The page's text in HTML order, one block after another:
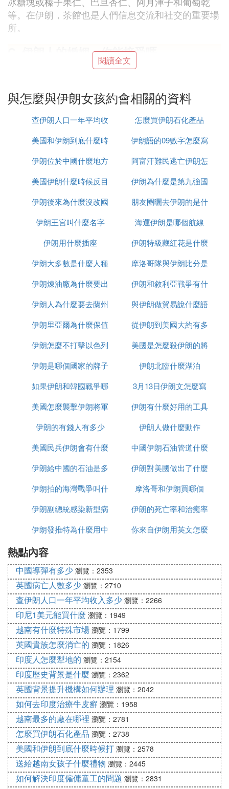
等。在伊朗，茶館也是人們信息交流和社交的重要場
所。
C. 伊朗人的婚姻，你能接受嗎
伊朗是穆斯林什葉派國家，在婚姻上和穆斯林遜尼派
一種獨特的婚外合同婚姻，或叫「臨時婚姻」(sighe
h)。 持有合同婚約，憑此可以約會、擁抱、親昵。若
有多管閑事的人檢舉或警察干預他們，他們只需出示
隨身攜帶的合同婚約，就萬事大吉了。而如若既不是
夫妻，也沒有合同婚約，男女手拉手在街上走，在伊
朗是要遭拘留和鞭打的；若男女通姦，則會被亂石砸
婦，或是離異者。若是未婚女子，必須得到父親的同
意。男方不管未婚和已婚都可以。男女雙方同意後，
女方的錢數等等。然後，他們拿著身份證和照片到婚
姻登記處簽字蓋章，再到清真寺由阿訇做證婚人，舉
行簡單儀式後，就成為合法的合同婚姻者了。這種合
同婚姻，長的可以持續幾十年，只要雙方同意，隨時
蘭傳統和伊朗政府認可的婚姻有效契約，它為伊朗人
在傳統婚姻之外維持性關系提供了一種合法方式。然
一起。 據報道，伊朗內政部長穆斯塔法-普勒-穆罕默
迪(MostafaPourmohammadi)表示，長久以來什葉派
教義中的「臨時婚姻」(sigheh)應該得到提倡。他指
出，由於目前年輕人晚婚的較多，很多年輕人無法享
閱讀全文
與怎麼與伊朗女孩約會相關的資料
查伊朗人口一年平均收
入多少
怎麼買伊朗石化產品
美國和伊朗到底什麼時
候打
伊朗語的09數字怎麼寫
伊朗位於中國什麼地方
阿富汗難民逃亡伊朗怎
麼辦
美國伊朗什麼時候反目
伊朗為什麼是第九強國
伊朗後來為什麼沒改國
名
朋友圈曬去伊朗的是什
麼梗
伊朗王宮叫什麼名字
海運伊朗是哪個航線
伊朗用什麼插座
伊朗特級藏紅花是什麼
伊朗大多數是什麼人種
摩洛哥隊與伊朗比分是
多少
伊朗煉油廠為什麼要出
售
伊朗和敘利亞戰爭有什
麼區別
伊朗人為什麼要去蘭州
與伊朗做貿易說什麼語
種
伊朗里亞爾為什麼保值
從伊朗到美國大約有多
少千米
伊朗怎麼不打擊以色列
美國是怎麼殺伊朗的將
軍的
伊朗是哪個國家的牌子
伊朗北臨什麼湖泊
如果伊朗和韓國戰爭哪
個贏
3月13日伊朗文怎麼寫
美國怎麼襲擊伊朗將軍
的
伊朗有什麼好用的工具
伊朗的有錢人有多少
伊朗人做什麼動作
美國民兵伊朗會有什麼
反應
中國伊朗石油管道什麼
時候建完
伊朗給中國的石油是多
少一桶
伊朗對美國做出了什麼
反應
伊朗拍的海灣戰爭叫什
麼名字
摩洛哥和伊朗買哪個
伊朗副總統感染新型病
毒有多少
伊朗的死亡率和治癒率
為什麼都高
伊朗發推特為什麼用中
你來自伊朗用英文怎麼
熱點內容
中國導彈有多少 瀏覽：2353
英國病亡人數多少 瀏覽：2710
查伊朗人口一年平均收入多少 瀏覽：2266
印尼1美元能買什麼 瀏覽：1949
越南有什麼特殊市場 瀏覽：1799
英國貴族怎麼消亡的 瀏覽：1826
印度人怎麼犁地的 瀏覽：2154
印度歷史背景是什麼 瀏覽：2362
英國背景提升機構如何辦理 瀏覽：2042
如何去印度治療牛皮癬 瀏覽：1958
越南最多的廠在哪裡 瀏覽：2781
怎麼買伊朗石化產品 瀏覽：2738
美國和伊朗到底什麼時候打 瀏覽：2578
送給越南女孩子什麼禮物 瀏覽：2445
如何解決印度僱傭童工的問題 瀏覽：2831